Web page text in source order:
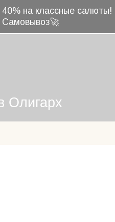
на классные салюты!
Самовывоз🚀
Олигарх